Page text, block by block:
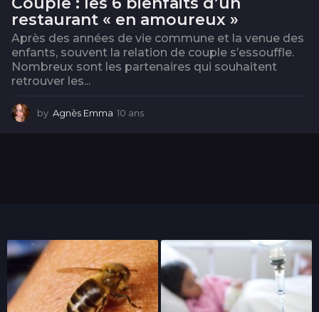
restaurant « en amoureux »
Après des années de vie commune et la venue des
enfants, souvent la relation de couple s’essouffle.
Nombreux sont les partenaires qui souhaitent
retrouver les...
by Agnès Emma 10 ans